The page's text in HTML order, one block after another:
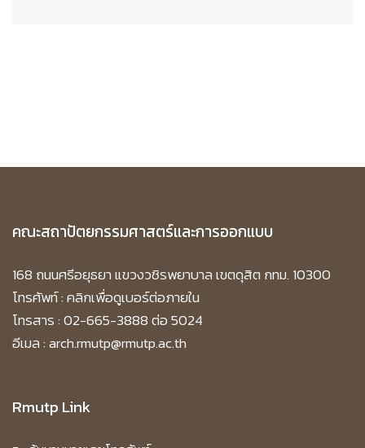
คณะสถาปัตยกรรมศาสตร์และการออกแบบ
168 ถนนศรีอยุธยา แขวงวชิรพยาบาล เขตดุสิต กทม. 10300
โทรศัพท์ :คลิกเพื่อดูเบอร์ต่อภายใน
โทรสาร : 02-665-3888 ต่อ 5024
อีเมล : arch.rmutp@rmutp.ac.th
Rmutp Link